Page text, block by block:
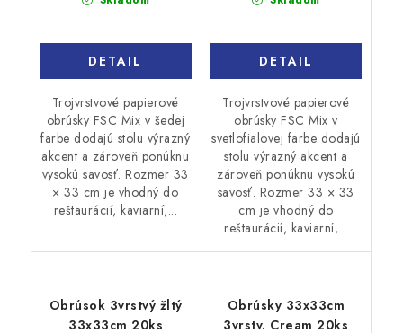
DETAIL
Trojvrstvové papierové
obrúsky FSC Mix v šedej
farbe dodajú stolu výrazný
akcent a zároveň ponúknu
vysokú savosť. Rozmer 33
× 33 cm je vhodný do
reštaurácií, kaviarní,...
DETAIL
Trojvrstvové papierové
obrúsky FSC Mix v
svetlofialovej farbe dodajú
stolu výrazný akcent a
zároveň ponúknu vysokú
savosť. Rozmer 33 × 33
cm je vhodný do
reštaurácií, kaviarní,...
Obrúsok 3vrstvý žltý
33x33cm 20ks
Obrúsky 33x33cm
3vrstv. Cream 20ks